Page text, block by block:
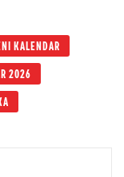
KALENDAR
2026